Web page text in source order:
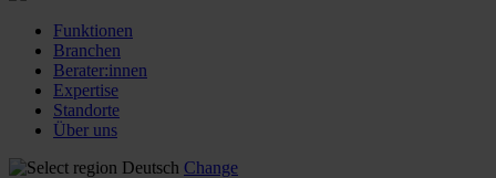
Funktionen
Branchen
Berater:innen
Expertise
Standorte
Über uns
Deutsch Change